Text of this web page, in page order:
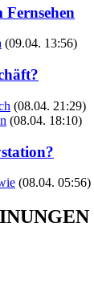
(09.04. 13:56)
(08.04. 21:29)
(08.04. 18:10)
(08.04. 05:56)